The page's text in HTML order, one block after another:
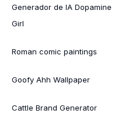
Generador de IA Dopamine
Girl
Roman comic paintings
Goofy Ahh Wallpaper
Cattle Brand Generator